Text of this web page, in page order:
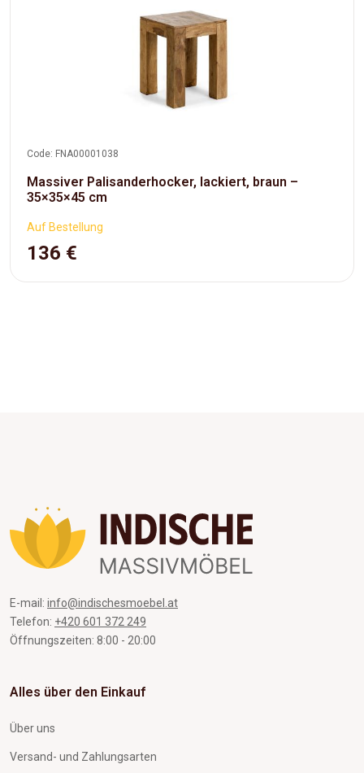
Code: FNA00001038
Massiver Palisanderhocker, lackiert, braun –
35×35×45 cm
Auf Bestellung
136 €
E-mail: info@indischesmoebel.at
Telefon: +420 601 372 249
Öffnungszeiten: 8:00 - 20:00
Alles über den Einkauf
Über uns
Versand- und Zahlungsarten